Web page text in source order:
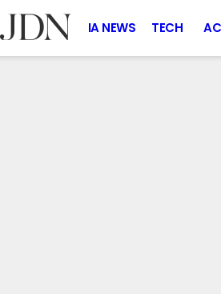
IA NEWS TECH